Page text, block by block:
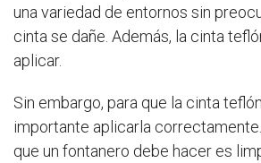
una variedad de entornos sin
cinta se dañe. Además, la cinta
aplicar.
Sin embargo, para que la cinta
importante aplicarla
que un fontanero debe hacer es